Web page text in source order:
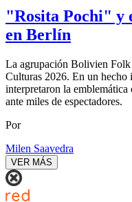
"Rosita Pochi" y
en Berlín
La agrupación Bolivien Folk
Culturas 2026. En un hecho
interpretaron la
ante miles de espectadores.
Por
Milen Saavedra
VER MÁS